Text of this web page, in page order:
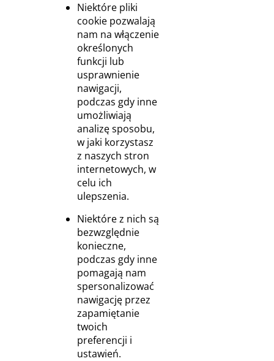
Niektóre pliki
cookie pozwalają
nam na włączenie
określonych
funkcji lub
usprawnienie
nawigacji,
podczas gdy inne
umożliwiają
analizę sposobu,
w jaki korzystasz
z naszych stron
internetowych, w
celu ich
ulepszenia.
Niektóre z nich są
bezwzględnie
konieczne,
podczas gdy inne
pomagają nam
spersonalizować
nawigację przez
zapamiętanie
twoich
preferencji i
ustawień.